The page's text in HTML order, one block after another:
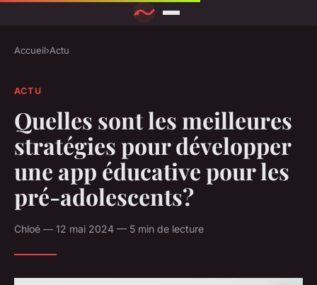
Accueil›Actu
ACTU
Quelles sont les meilleures
stratégies pour développer
une app éducative pour les
pré-adolescents?
Chloé — 12 mai 2024 — 5 min de lecture